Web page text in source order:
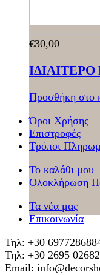
€30,00
Προσθήκη στο
Όροι Χρήσης
Επιστροφές
Τρόποι
Το καλάθι μου
Ολοκλήρωση
Τα νέα μας
Επικοινωνία
Τηλ: +30
Τηλ: +30 2695
Email: